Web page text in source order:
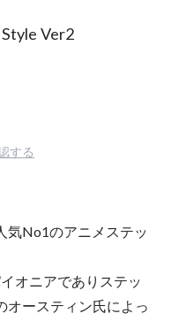
Ver2
する
気No1のアニメステッ
オニアでありステッ
オースティン氏によっ